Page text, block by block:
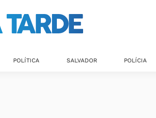
POLÍTICA SALVADOR POLÍCIA